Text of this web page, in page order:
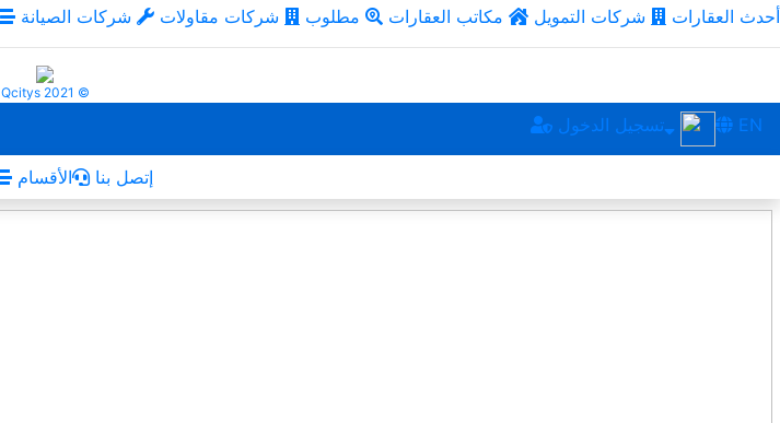
أحدث العقارات شركات التمويل مكاتب العقارات مطلوب شركات مقاولات شركات الصيانة
Qcitys 2021 ©
تسجيل الدخول EN
الأقسام إتصل بنا